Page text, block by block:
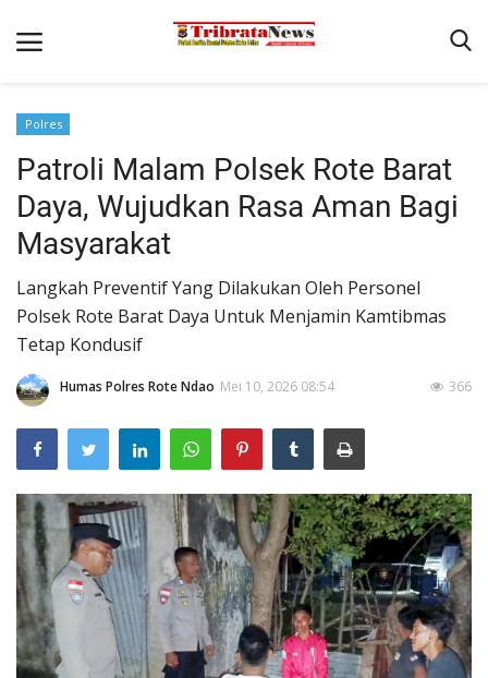
Beranda
Terms & Conditions
Pengamanan di Pelabuhan Pantaibaru Untuk Jamin
Reskrim
Polisi Kita
Mitra Polisi
Lantas
Giat Ops
Binmas
Polres
Patroli Malam Polsek Rote Barat
Daya, Wujudkan Rasa Aman Bagi
Masyarakat
Langkah Preventif Yang Dilakukan Oleh Personel
Polsek Rote Barat Daya Untuk Menjamin Kamtibmas
Tetap Kondusif
Humas Polres Rote Ndao Mei 10, 2026 08:54 366